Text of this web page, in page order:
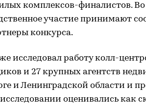
комплексов-финалистов. Во
участие принимают
конкурса.
исследовал работу колл-
и 27 крупных агентств
и Ленинградской области и
оценивались как